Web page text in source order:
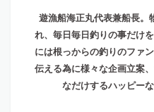
遊漁船海正丸代表兼船長。
れ、毎日毎日釣りの事だけ
には根っからの釣りのファ
伝える為に様々な企画立案
なだけするハッピー